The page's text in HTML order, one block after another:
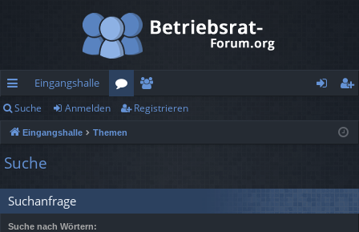
ch
ne
llz
ug
rif
Eingangshalle
or
en
itg
r
de
n
ist
re
n
Suche Anmelden Registrieren
Eingangshalle Themen
Suche
Suchanfrage
Suche nach Wörtern: